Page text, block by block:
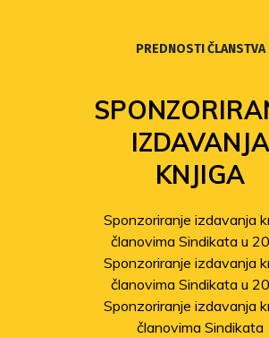
PREDNOSTI ČLANSTVA
IZDAVANJA
KNJIGA
Sponzoriranje izdavanja
članovima Sindikata u
Sponzoriranje izdavanja
članovima Sindikata u
Sponzoriranje izdavanja
članovima Sindikata